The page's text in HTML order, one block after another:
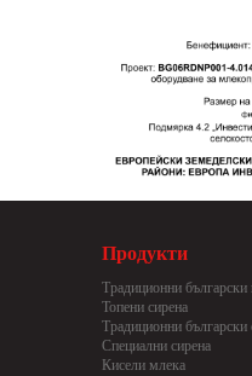
Продукти
Традиционни
Топени сирена
Традиционни български
Специални сирена
Кисели млека